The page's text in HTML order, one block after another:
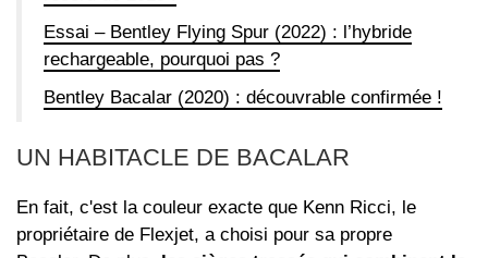
Essai – Bentley Flying Spur (2022) : l’hybride
rechargeable, pourquoi pas ?
Bentley Bacalar (2020) : découvrable confirmée !
UN HABITACLE DE BACALAR
En fait, c'est la couleur exacte que Kenn Ricci, le
propriétaire de Flexjet, a choisi pour sa propre